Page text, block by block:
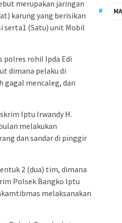
merupakan jaringan
karung yang berisikan
serta1 (Satu) unit Mobil
polres rohil Ipda Edi
dimana pelaku di
gagal mencaleg, dan
Iptu Irwandy H.
melakukan
dan sandar di pinggir
2 (dua) tim, dimana
Polsek Bangko Iptu
melaksanakan